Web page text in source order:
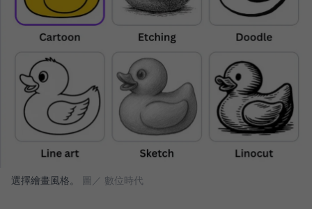
選擇繪畫風格。 圖／ 數位時代